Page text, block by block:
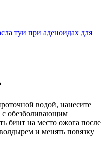
туи при аденоидах для
водой, нанесите
с обезболивающим
бинт на место ожога после
и менять повязку